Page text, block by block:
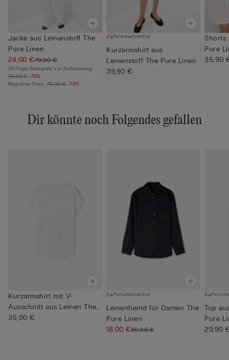
Jacke aus Leinenstoff The
Pure Linen
24,00 €79,90 €
30-Tage-Bestpreis vor Reduzierung:
79,90 € -70%
Regulärer Preis: 79,90 € -70%
Personalisierbar
Kurzarmshirt aus
Leinenstoff The Pure Linen
39,90 €
Shorts
Pure
35,90
Dir könnte noch Folgendes gefallen
Kurzarmshirt mit V-
Ausschnitt aus Leinen The
Pure ...
35,90 €
Personalisierbar
Leinenhemd für Damen The
Pure Linen
18,00 €59,90 €
Top
Pure
29,90